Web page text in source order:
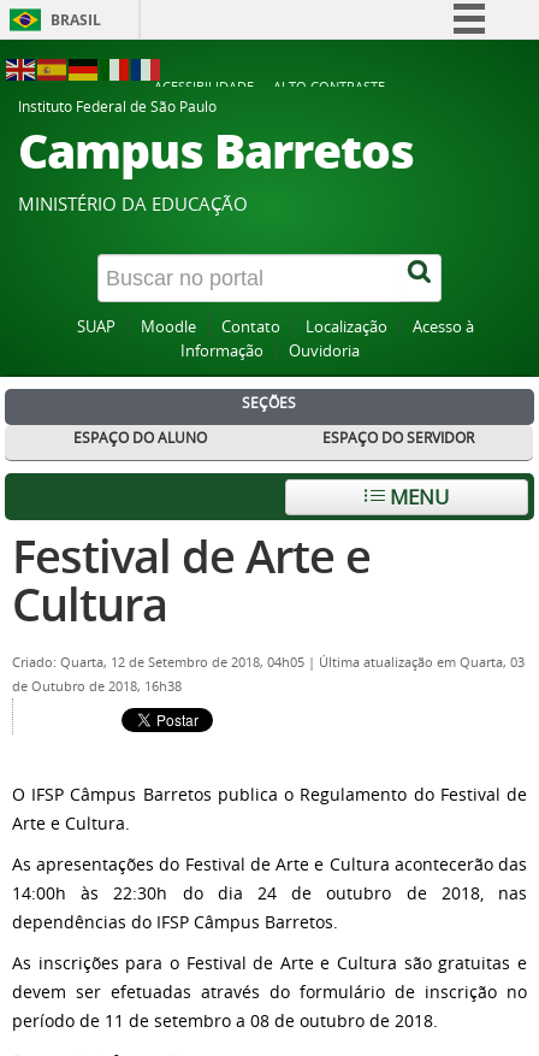
BRASIL
Participe
Acesso à informação
Canais
ACESSIBILIDADE
ALTO CONTRASTE
Instituto Federal de São Paulo
Campus Barretos
MINISTÉRIO DA EDUCAÇÃO
SUAP Moodle Contato Localização
Acesso à
Informação
Ouvidoria
SEÇÕES
ESPAÇO DO ALUNO
ESPAÇO DO SERVIDOR
MENU
Festival de Arte e
Cultura
Criado: Quarta, 12 de Setembro de 2018, 04h05 | Última atualização em Quarta, 03
de Outubro de 2018, 16h38
O IFSP Câmpus Barretos publica o Regulamento do Festival de
Arte e Cultura.
As apresentações do Festival de Arte e Cultura acontecerão das
14:00h às 22:30h do dia 24 de outubro de 2018, nas
dependências do IFSP Câmpus Barretos.
As inscrições para o Festival de Arte e Cultura são gratuitas e
devem ser efetuadas através do formulário de inscrição no
período de 11 de setembro a 08 de outubro de 2018.